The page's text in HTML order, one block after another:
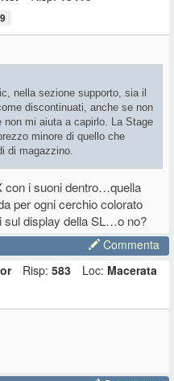
nella sezione supporto, sia il
discontinuati, anche se non
mi aiuta a capirlo. La Stage
minore di quello che
di magazzino.
un seguito spirituale di
con i suoni dentro…quella
per ogni cerchio colorato
sul display della SL…o no?
Commenta
Risp: 583 Loc: Macerata